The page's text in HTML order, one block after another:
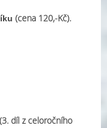
(cena 120,-Kč).
díl z celoročního